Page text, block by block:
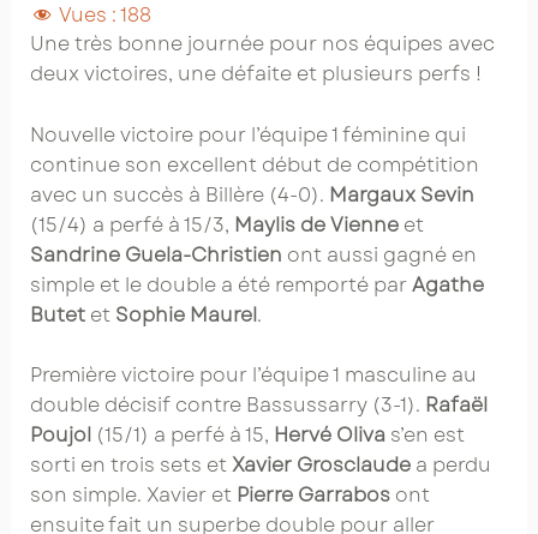
Vues :188
Une très bonne journée pour nos équipes avec
deux victoires, une défaite et plusieurs perfs !
Nouvelle victoire pour l’équipe 1 féminine qui
continue son excellent début de compétition
avec un succès à Billère (4-0). Margaux Sevin
(15/4) a perfé à 15/3, Maylis de Vienneet
Sandrine Guela-Christien ont aussi gagné en
simple et le double a été remporté parAgathe
Butetet Sophie Maurel.
Première victoire pour l’équipe 1 masculine au
double décisif contre Bassussarry (3-1). Rafaël
Poujol(15/1) a perfé à 15, Hervé Olivas’en est
sorti en trois sets etXavier Grosclaudea perdu
son simple. Xavier et Pierre Garrabosont
ensuite fait un superbe double pour aller